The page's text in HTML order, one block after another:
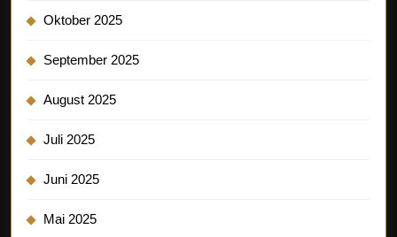
Oktober 2025
September 2025
August 2025
Juli 2025
Juni 2025
Mai 2025